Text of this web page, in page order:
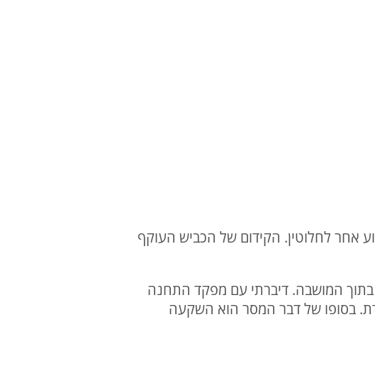
מתקיים, היינו באירוע אחר לחלוטין. הקידום של הכביש העוקף
בתוך המושבה. דיברתי עם מפקד התחנה
בסופו של דבר המסר הוא השקעה